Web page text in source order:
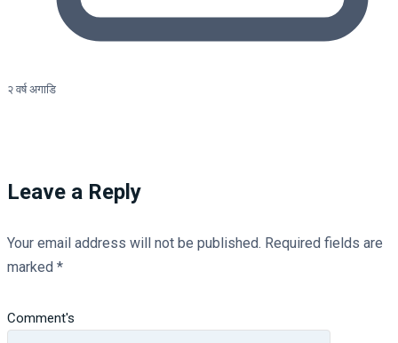
२ वर्ष अगाडि
Leave a Reply
Your email address will not be published. Required fields are
marked *
Comment's